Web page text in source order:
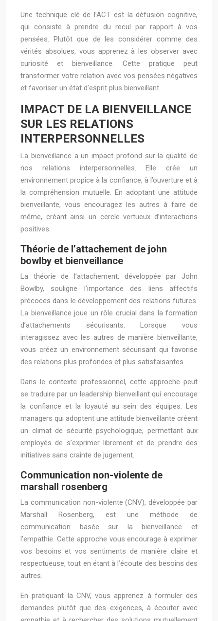
Une technique clé de l’ACT est la défusion cognitive,
qui consiste à prendre du recul par rapport à vos
pensées. Plutôt que de les considérer comme des
vérités absolues, vous apprenez à les observer avec
curiosité et bienveillance. Cette pratique peut
transformer votre relation avec vos pensées négatives
et favoriser un état d’esprit plus bienveillant.
IMPACT DE LA BIENVEILLANCE
SUR LES RELATIONS
INTERPERSONNELLES
La bienveillance a un impact profond sur la qualité de
nos relations interpersonnelles. Elle crée un
environnement propice à la confiance, à l’ouverture et à
la compréhension mutuelle. En adoptant une attitude
bienveillante, vous encouragez les autres à faire de
même, créant ainsi un cercle vertueux d’interactions
positives.
Théorie de l’attachement de john
bowlby et bienveillance
La théorie de l’attachement, développée par John
Bowlby, souligne l’importance des liens affectifs
précoces dans le développement des relations futures.
La bienveillance joue un rôle crucial dans la formation
d’attachements sécurisants. Lorsque vous
interagissez avec les autres de manière bienveillante,
vous créez un environnement sécurisant qui favorise
des relations plus profondes et plus satisfaisantes.
Dans le contexte professionnel, cette approche peut
se traduire par un leadership bienveillant qui encourage
la confiance et la loyauté au sein des équipes. Les
managers qui adoptent une attitude bienveillante créent
un climat de sécurité psychologique, permettant aux
employés de s’exprimer librement et de prendre des
initiatives sans crainte de jugement.
Communication non-violente de
marshall rosenberg
La communication non-violente (CNV), développée par
Marshall Rosenberg, est une méthode de
communication basée sur la bienveillance et
l’empathie. Cette approche vous encourage à exprimer
vos besoins et vos sentiments de manière claire et
respectueuse, tout en étant à l’écoute des besoins des
autres.
En pratiquant la CNV, vous apprenez à formuler des
demandes plutôt que des exigences, à écouter avec